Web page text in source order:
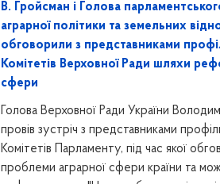
В. Гройсман і Голова
аграрної політики та земельних
обговорили з представниками
Комітетів Верховної Ради шляхи
сфери
Голова Верховної Ради України
провів зустріч з представниками
Комітетів Парламенту, під час якої
проблеми аграрної сфери країни та